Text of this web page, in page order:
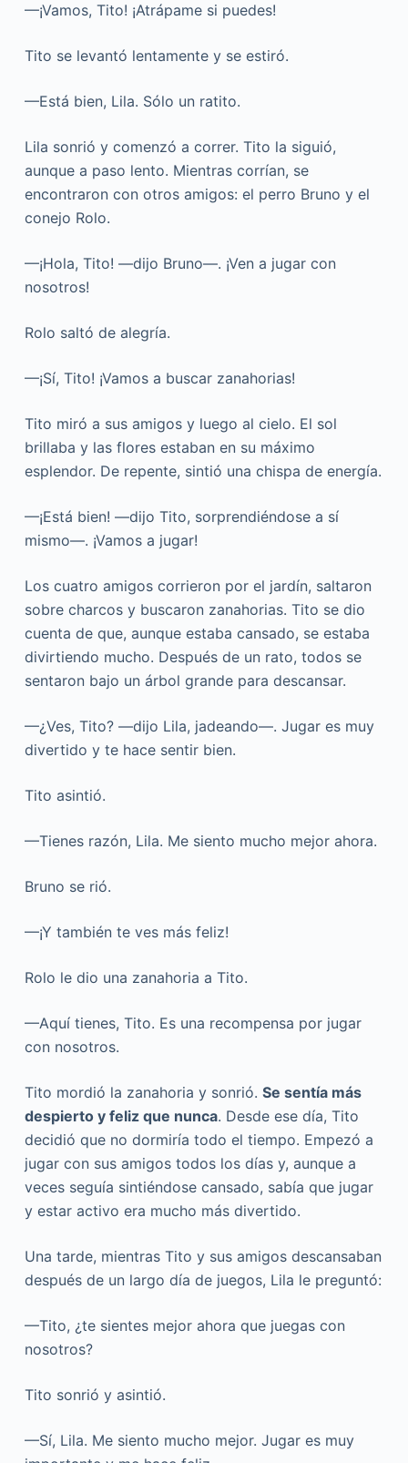
—¡Vamos, Tito! ¡Atrápame si puedes!
Tito se levantó lentamente y se estiró.
—Está bien, Lila. Sólo un ratito.
Lila sonrió y comenzó a correr. Tito la siguió,
aunque a paso lento. Mientras corrían, se
encontraron con otros amigos: el perro Bruno y el
conejo Rolo.
—¡Hola, Tito! —dijo Bruno—. ¡Ven a jugar con
nosotros!
Rolo saltó de alegría.
—¡Sí, Tito! ¡Vamos a buscar zanahorias!
Tito miró a sus amigos y luego al cielo. El sol
brillaba y las flores estaban en su máximo
esplendor. De repente, sintió una chispa de energía.
—¡Está bien! —dijo Tito, sorprendiéndose a sí
mismo—. ¡Vamos a jugar!
Los cuatro amigos corrieron por el jardín, saltaron
sobre charcos y buscaron zanahorias. Tito se dio
cuenta de que, aunque estaba cansado, se estaba
divirtiendo mucho. Después de un rato, todos se
sentaron bajo un árbol grande para descansar.
—¿Ves, Tito? —dijo Lila, jadeando—. Jugar es muy
divertido y te hace sentir bien.
Tito asintió.
—Tienes razón, Lila. Me siento mucho mejor ahora.
Bruno se rió.
—¡Y también te ves más feliz!
Rolo le dio una zanahoria a Tito.
—Aquí tienes, Tito. Es una recompensa por jugar
con nosotros.
Tito mordió la zanahoria y sonrió. Se sentía más
despierto y feliz que nunca. Desde ese día, Tito
decidió que no dormiría todo el tiempo. Empezó a
jugar con sus amigos todos los días y, aunque a
veces seguía sintiéndose cansado, sabía que jugar
y estar activo era mucho más divertido.
Una tarde, mientras Tito y sus amigos descansaban
después de un largo día de juegos, Lila le preguntó:
—Tito, ¿te sientes mejor ahora que juegas con
nosotros?
Tito sonrió y asintió.
—Sí, Lila. Me siento mucho mejor. Jugar es muy